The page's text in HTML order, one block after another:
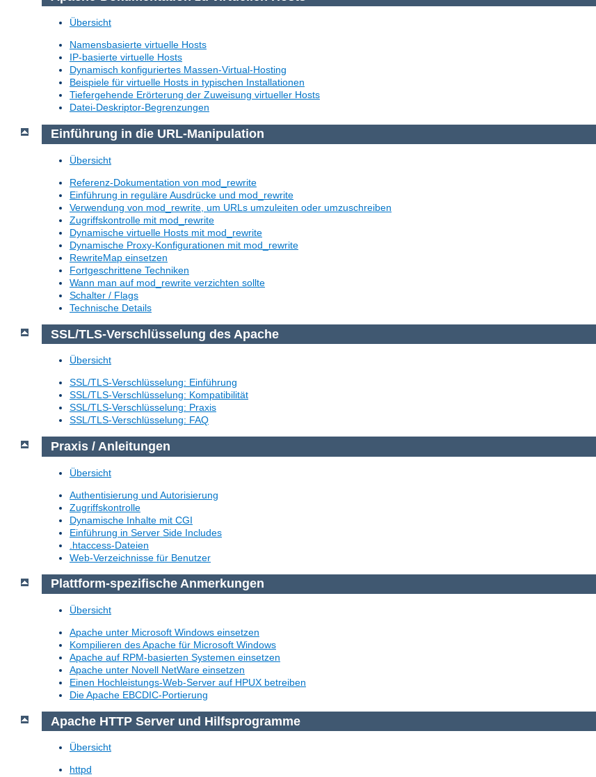
Übersicht
Namensbasierte virtuelle Hosts
IP-basierte virtuelle Hosts
Dynamisch konfiguriertes Massen-Virtual-Hosting
Beispiele für virtuelle Hosts in typischen Installationen
Tiefergehende Erörterung der Zuweisung virtueller Hosts
Datei-Deskriptor-Begrenzungen
Einführung in die URL-Manipulation
Übersicht
Referenz-Dokumentation von mod_rewrite
Einführung in reguläre Ausdrücke und mod_rewrite
Verwendung von mod_rewrite, um URLs umzuleiten oder umzuschreiben
Zugriffskontrolle mit mod_rewrite
Dynamische virtuelle Hosts mit mod_rewrite
Dynamische Proxy-Konfigurationen mit mod_rewrite
RewriteMap einsetzen
Fortgeschrittene Techniken
Wann man auf mod_rewrite verzichten sollte
Schalter / Flags
Technische Details
SSL/TLS-Verschlüsselung des Apache
Übersicht
SSL/TLS-Verschlüsselung: Einführung
SSL/TLS-Verschlüsselung: Kompatibilität
SSL/TLS-Verschlüsselung: Praxis
SSL/TLS-Verschlüsselung: FAQ
Praxis / Anleitungen
Übersicht
Authentisierung und Autorisierung
Zugriffskontrolle
Dynamische Inhalte mit CGI
Einführung in Server Side Includes
.htaccess-Dateien
Web-Verzeichnisse für Benutzer
Plattform-spezifische Anmerkungen
Übersicht
Apache unter Microsoft Windows einsetzen
Kompilieren des Apache für Microsoft Windows
Apache auf RPM-basierten Systemen einsetzen
Apache unter Novell NetWare einsetzen
Einen Hochleistungs-Web-Server auf HPUX betreiben
Die Apache EBCDIC-Portierung
Apache HTTP Server und Hilfsprogramme
Übersicht
httpd